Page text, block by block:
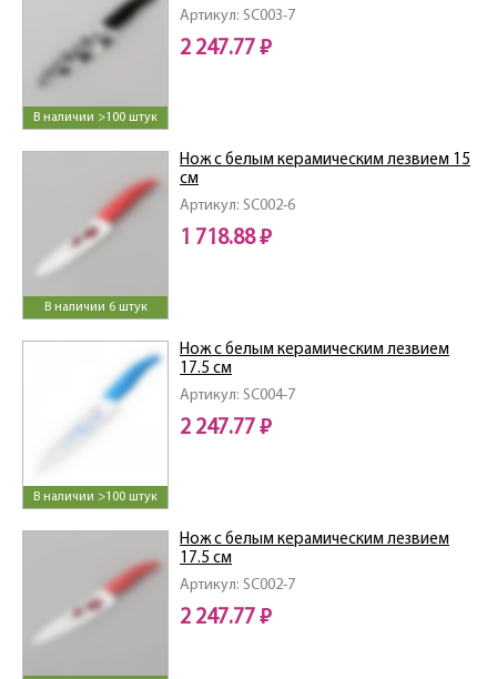
В наличии >100 штук
Артикул: SC003-7
2 247.77 ₽
В наличии 6 штук
Артикул: SC002-6
Нож с белым керамическим лезвием 15
см
1 718.88 ₽
В наличии >100 штук
Артикул: SC004-7
Нож с белым керамическим лезвием
17.5 см
2 247.77 ₽
Артикул: SC002-7
Нож с белым керамическим лезвием
17.5 см
2 247.77 ₽